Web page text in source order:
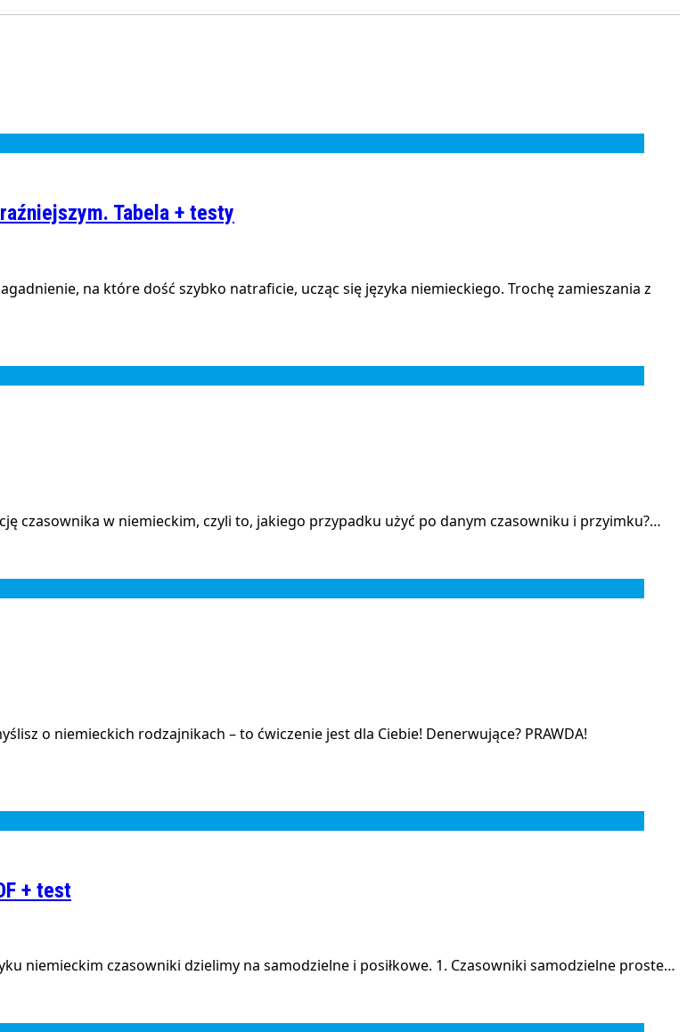
Tabela + testy
na które dość szybko natraficie, ucząc się języka niemieckiego. Trochę zamieszania z
czasownika w niemieckim, czyli to, jakiego przypadku użyć po danym czasowniku i przyimku?…
o niemieckich rodzajnikach – to ćwiczenie jest dla Ciebie! Denerwujące? PRAWDA!
+ test
niemieckim czasowniki dzielimy na samodzielne i posiłkowe. 1. Czasowniki samodzielne proste…